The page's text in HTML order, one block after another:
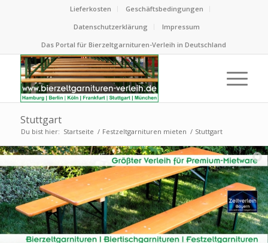
Lieferkosten
Geschäftsbedingungen
Datenschutzerklärung
Impressum
Das Portal für Bierzeltgarnituren-Verleih in Deutschland
Stuttgart
Du bist hier: Startseite / Festzeltgarnituren mieten / Stuttgart